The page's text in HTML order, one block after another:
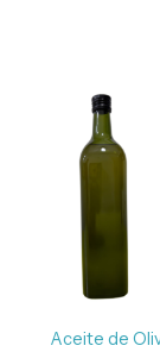
Aceite de